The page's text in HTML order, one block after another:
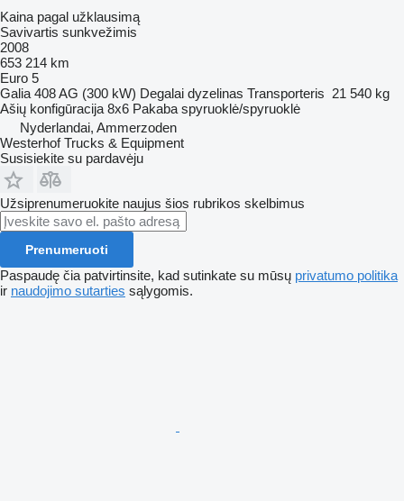
Kaina pagal užklausimą
Savivartis sunkvežimis
2008
653 214 km
Euro 5
Galia 408 AG (300 kW) Degalai dyzelinas Transporteris 21 540 kg
Ašių konfigūracija 8x6 Pakaba spyruoklė/spyruoklė
Nyderlandai, Ammerzoden
Westerhof Trucks & Equipment
Susisiekite su pardavėju
Užsiprenumeruokite naujus šios rubrikos skelbimus
Prenumeruoti
Paspaudę čia patvirtinsite, kad sutinkate su mūsų privatumo politika
ir naudojimo sutarties sąlygomis.